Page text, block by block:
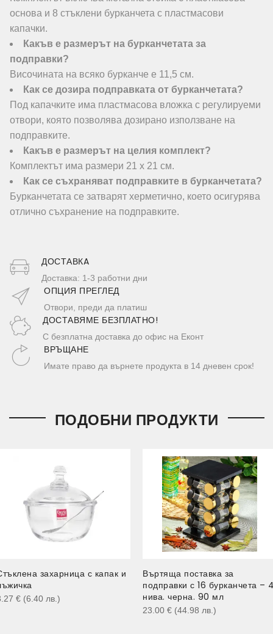
основа и 8 стъклени бурканчета с пластмасови
капачки.
Какъв е размерът на бурканчетата за
подправки?
Височината на всяко бурканче е 11,5 см.
Как се дозира подправката от бурканчетата?
Под капачките има пластмасова вложка с регулируеми
отвори, която позволява дозирано използване на
подправките.
Какъв е размерът на целия комплект?
Комплектът има размери 21 х 21 см.
Как се съхраняват подправките в бурканчетата?
Бурканчетата се затварят херметично, което осигурява
отлично съхранение на подправките.
ДОСТАВКA
Доставка: 1-3 работни дни
ОПЦИЯ ПРЕГЛЕД
Отвори, преди да платиш
ДОСТАВЯМЕ БЕЗПЛАТНО!
С безплатна доставка до офис на Еконт
ВРЪЩАНЕ
Имате право да върнете продукта в 14 дневен срок!
ПОДОБНИ ПРОДУКТИ
захарница с капак и
€ (6.40 лв. )
Въртяща поставка за
подправки с 16 бурканчета –
нива. черна. 90 мл
23.00 € (44.98 лв. )